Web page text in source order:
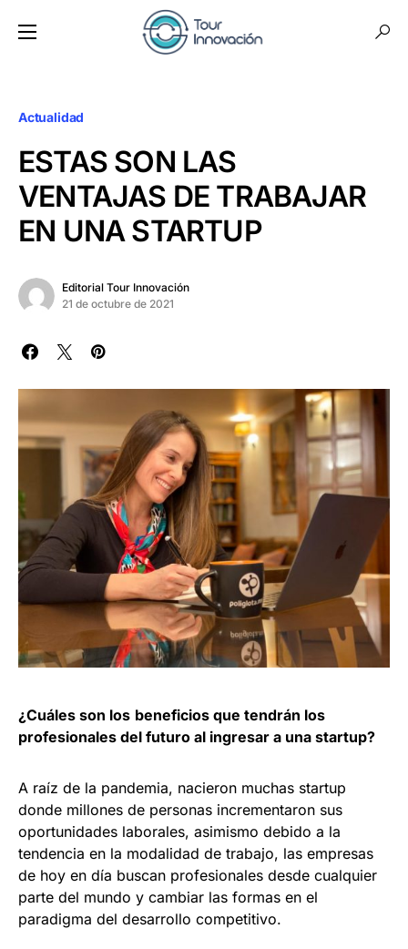
Actualidad
ESTAS SON LAS
VENTAJAS DE TRABAJAR
EN UNA STARTUP
Editorial Tour Innovación
21 de octubre de 2021
¿Cuáles son los beneficios que tendrán los
profesionales del futuro al ingresar a una startup?
A raíz de la pandemia, nacieron muchas startup
donde millones de personas incrementaron sus
oportunidades laborales, asimismo debido a la
tendencia en la modalidad de trabajo, las empresas
de hoy en día buscan profesionales desde cualquier
parte del mundo y cambiar las formas en el
paradigma del desarrollo competitivo.